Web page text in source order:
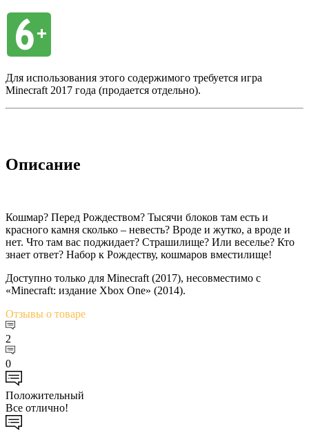
Для использования этого содержимого требуется игра
Minecraft 2017 года (продается отдельно).
Описание
Кошмар? Перед Рождеством? Тысячи блоков там есть и
красного камня сколько – невесть? Вроде и жутко, а вроде и
нет. Что там вас поджидает? Страшилище? Или веселье? Кто
знает ответ? Набор к Рождеству, кошмаров вместилище!
Доступно только для Minecraft (2017), несовместимо с
«Minecraft: издание Xbox One» (2014).
Отзывы о товаре
2
0
Положительный
Все отлично!